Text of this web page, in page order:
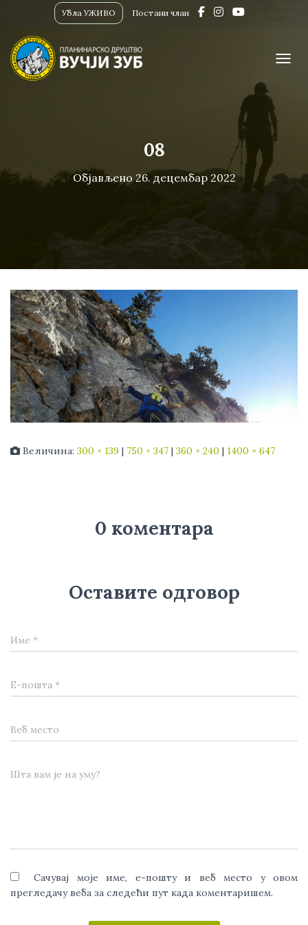
Убла УЖИВО Постани члан
08
Објављено26. децембар 2022
Величина: 300 × 139 | 750 × 347 | 360 × 240 | 1400 × 647
0 коментара
Оставите одговор
Име *
Е-пошта *
Веб место
Шта вам је на уму?
Сачувај моје име, е-пошту и веб место у овом
прегледачу веба за следећи пут када коментаришем.